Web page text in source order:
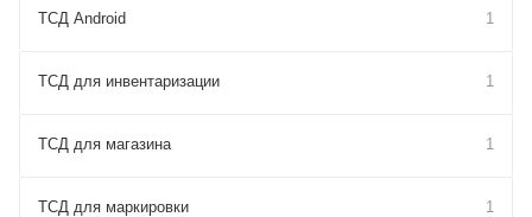
ТСД Android 1
ТСД для инвентаризации 1
ТСД для магазина 1
ТСД для маркировки 1